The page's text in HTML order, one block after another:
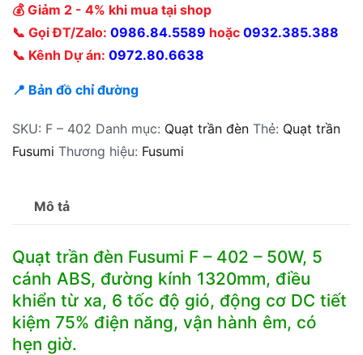
💰 Giảm 2 - 4% khi mua tại shop
📞 Gọi ĐT/Zalo: 0986.84.5589 hoặc 0932.385.388
📞 Kênh Dự án: 0972.80.6638
📍 Bản đồ chỉ đường
SKU: F – 402 Danh mục: Quạt trần đèn Thẻ: Quạt trần
Fusumi Thương hiệu: Fusumi
Mô tả
Quạt trần đèn Fusumi F – 402 – 50W, 5
cánh ABS, đường kính 1320mm, điều
khiển từ xa, 6 tốc độ gió, động cơ DC tiết
kiệm 75% điện năng, vận hành êm, có
hẹn giờ.